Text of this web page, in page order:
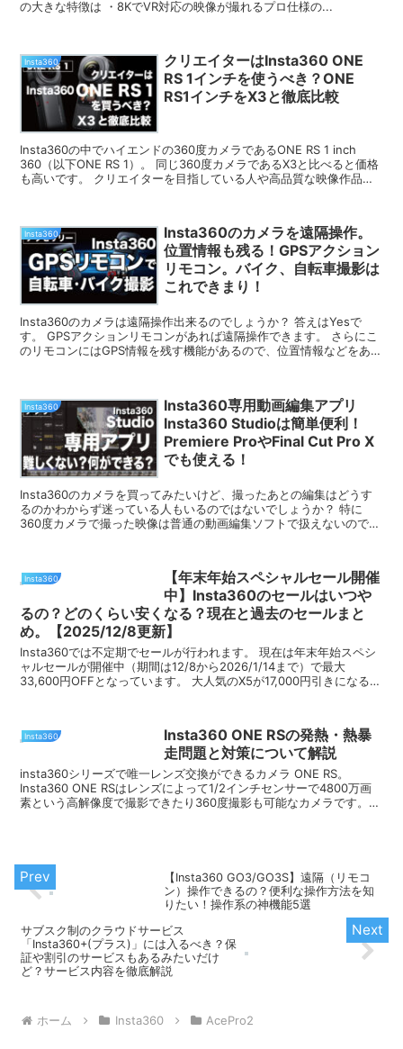
の大きな特徴は ・8KでVR対応の映像が撮れるプロ仕様の...
Insta360
クリエイターはInsta360 ONE
RS 1インチを使うべき？ONE
RS1インチをX3と徹底比較
Insta360の中でハイエンドの360度カメラであるONE RS 1 inch
360（以下ONE RS 1）。 同じ360度カメラであるX3と比べると価格
も高いです。 クリエイターを目指している人や高品質な映像作品を
Insta360
Insta360のカメラを遠隔操作。
位置情報も残る！GPSアクション
リモコン。バイク、自転車撮影は
これできまり！
Insta360のカメラは遠隔操作出来るのでしょうか？ 答えはYesで
す。 GPSアクションリモコンがあれば遠隔操作できます。 さらにこ
のリモコンにはGPS情報を残す機能があるので、位置情報などをあと
Insta360
Insta360専用動画編集アプリ
Insta360 Studioは簡単便利！
Premiere ProやFinal Cut Pro X
でも使える！
Insta360のカメラを買ってみたいけど、撮ったあとの編集はどうす
るのかわからず迷っている人もいるのではないでしょうか？ 特に
360度カメラで撮った映像は普通の動画編集ソフトで扱えないので迷
Insta360
【年末年始スペシャルセール開催
中】Insta360のセールはいつや
るの？どのくらい安くなる？現在と過去のセールまと
め。【2025/12/8更新】
Insta360では不定期でセールが行われます。 現在は年末年始スペシ
ャルセールが開催中（期間は12/8から2026/1/14まで）で最大
33,600円OFFとなっています。 大人気のX5が17,000円引きになるな
Insta360
Insta360 ONE RSの発熱・熱暴
走問題と対策について解説
insta360シリーズで唯一レンズ交換ができるカメラ ONE RS。
Insta360 ONE RSはレンズによって1/2インチセンサーで4800万画
素という高解像度で撮影できたり360度撮影も可能なカメラです。
【Insta360 GO3/GO3S】遠隔（リモコ
ン）操作できるの？便利な操作方法を知
りたい！操作系の神機能5選
サブスク制のクラウドサービス
「Insta360+(プラス)」には入るべき？保
証や割引のサービスもあるみたいだけ
ど？サービス内容を徹底解説
ホーム Insta360 AcePro2